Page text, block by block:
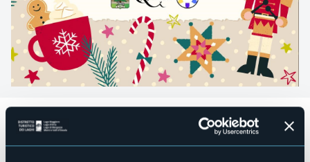
Sabato 30 Novembre
in Piazza XXIV Maggio (detta piazza
Burghitt) dalle 09.00 alle 19.00